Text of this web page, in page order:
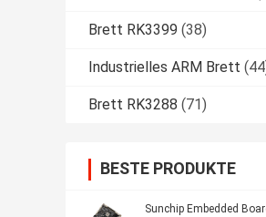
Brett RK3399 (38)
Industrielles ARM Brett
Brett RK3288 (71)
BESTE PRODUKTE
Sunchip Embedded